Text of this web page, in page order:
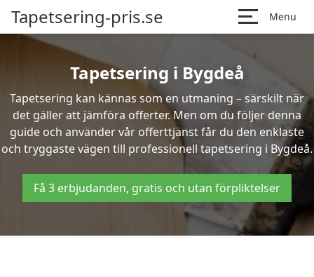
Tapetsering-pris.se Menu
Tapetsering i Bygdeå
Tapetsering kan kännas som en utmaning – särskilt när
det gäller att jämföra offerter. Men om du följer denna
guide och använder vår offerttjänst får du den enklaste
och tryggaste vägen till professionell tapetsering i Bygdeå.
Få 3 erbjudanden, gratis och utan förpliktelser